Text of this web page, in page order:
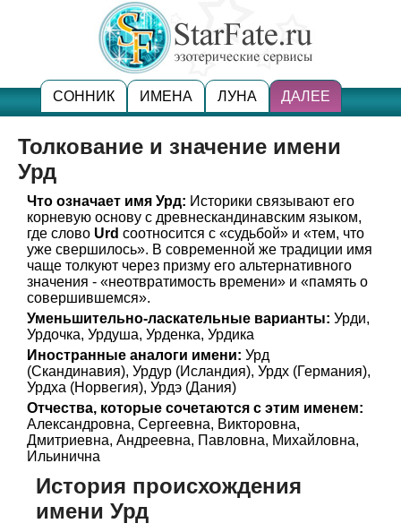
СОННИК ИМЕНА ЛУНА ДАЛЕЕ
Толкование и значение имени
Урд
Что означает имя Урд: Историки связывают его
корневую основу с древнескандинавским языком,
где слово Urd соотносится с «судьбой» и «тем, что
уже свершилось». В современной же традиции имя
чаще толкуют через призму его альтернативного
значения - «неотвратимость времени» и «память о
совершившемся».
Уменьшительно-ласкательные варианты: Урди,
Урдочка, Урдуша, Урденка, Урдика
Иностранные аналоги имени: Урд
(Скандинавия), Урдур (Исландия), Урдх (Германия),
Урдха (Норвегия), Урдэ (Дания)
Отчества, которые сочетаются с этим именем:
Александровна, Сергеевна, Викторовна,
Дмитриевна, Андреевна, Павловна, Михайловна,
Ильинична
История происхождения
имени Урд